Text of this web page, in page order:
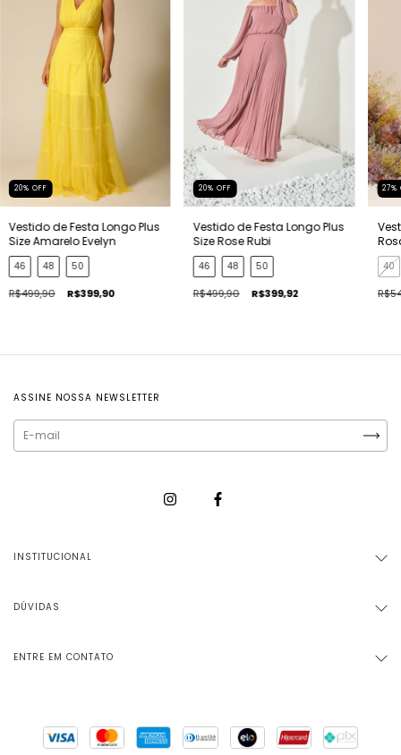
20% OFF
Vestido de Festa Longo Plus
Size Amarelo Evelyn
46 48 50
R$499,90 R$399,90
20% OFF
Vestido de Festa Longo Plus
Size Rose Rubi
46 48 50
R$499,90 R$399,92
27%
40
ASSINE NOSSA NEWSLETTER
INSTITUCIONAL
DÚVIDAS
ENTRE EM CONTATO